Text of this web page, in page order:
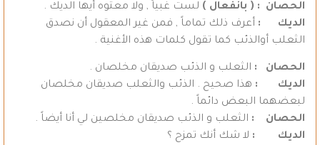
الحصان : ( بانفعال ) لست غبياً , ولا معتوه أيها الديك .
الديك : أعرف ذلك تماماً , فمن غير المعقول أن نصدق
الثعلب أوالذئب كما تقول كلمات هذه الأغنية .
الحصان : الثعلب و الذئب صديقان مخلصان .
الديك : هذا صحيح . الذئب والثعلب صديقان مخلصان
لبعضهما البعض دائماً .
الحصان : الثعلب و الذئب صديقان مخلصين لي أنا أيضاً .
الديك : لا شك أنك تمزح ؟